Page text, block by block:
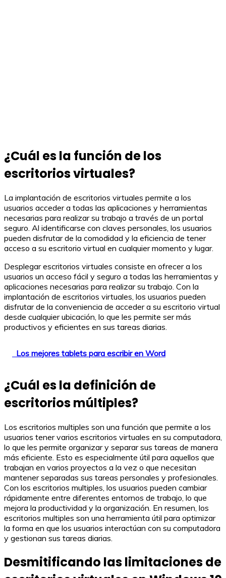
¿Cuál es la función de los
escritorios virtuales?
La implantación de escritorios virtuales permite a los
usuarios acceder a todas las aplicaciones y herramientas
necesarias para realizar su trabajo a través de un portal
seguro. Al identificarse con claves personales, los usuarios
pueden disfrutar de la comodidad y la eficiencia de tener
acceso a su escritorio virtual en cualquier momento y lugar.
Desplegar escritorios virtuales consiste en ofrecer a los
usuarios un acceso fácil y seguro a todas las herramientas y
aplicaciones necesarias para realizar su trabajo. Con la
implantación de escritorios virtuales, los usuarios pueden
disfrutar de la conveniencia de acceder a su escritorio virtual
desde cualquier ubicación, lo que les permite ser más
productivos y eficientes en sus tareas diarias.
Los mejores tablets para escribir en Word
¿Cuál es la definición de
escritorios múltiples?
Los escritorios multiples son una función que permite a los
usuarios tener varios escritorios virtuales en su computadora,
lo que les permite organizar y separar sus tareas de manera
más eficiente. Esto es especialmente útil para aquellos que
trabajan en varios proyectos a la vez o que necesitan
mantener separadas sus tareas personales y profesionales.
Con los escritorios multiples, los usuarios pueden cambiar
rápidamente entre diferentes entornos de trabajo, lo que
mejora la productividad y la organización. En resumen, los
escritorios multiples son una herramienta útil para optimizar
la forma en que los usuarios interactúan con su computadora
y gestionan sus tareas diarias.
Desmitificando las limitaciones de